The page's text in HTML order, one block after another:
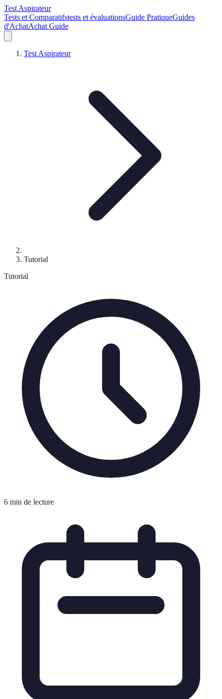
Test Aspirateur
Tests et Comparatifstests et évaluationsGuide PratiqueGuides
d'AchatAchat Guide
Test Aspirateur
Tutorial
Tutorial
6 min de lecture